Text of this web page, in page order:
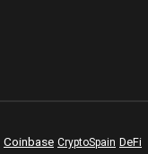
Coinbase CryptoSpain DeFi